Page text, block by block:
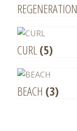
REGENERATION
CURL(5)
BEACH (3)